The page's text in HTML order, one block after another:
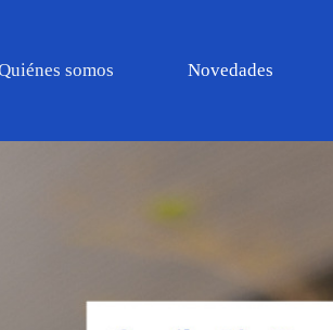
somos Novedades